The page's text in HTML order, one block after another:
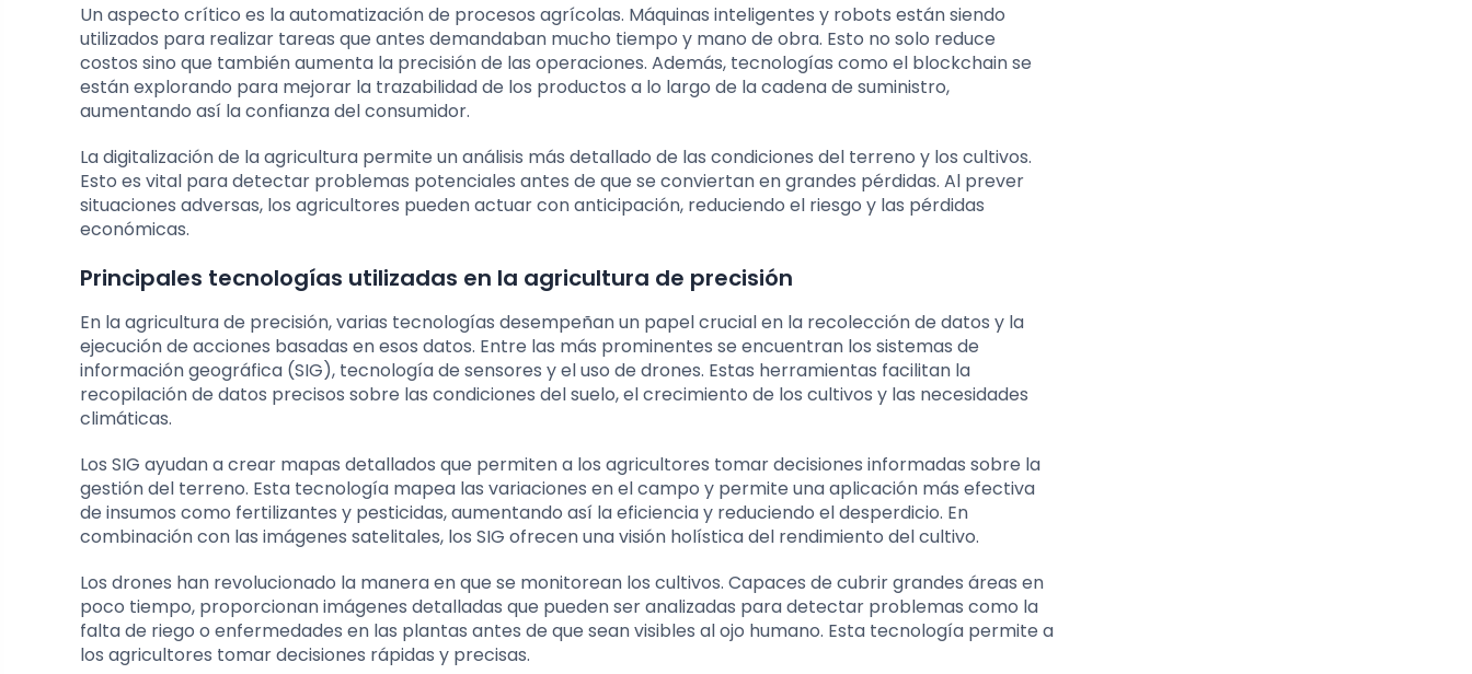
Un aspecto crítico es la automatización de procesos agrícolas. Máquinas inteligentes y robots están siendo
utilizados para realizar tareas que antes demandaban mucho tiempo y mano de obra. Esto no solo reduce
costos sino que también aumenta la precisión de las operaciones. Además, tecnologías como el blockchain se
están explorando para mejorar la trazabilidad de los productos a lo largo de la cadena de suministro,
aumentando así la confianza del consumidor.
La digitalización de la agricultura permite un análisis más detallado de las condiciones del terreno y los cultivos.
Esto es vital para detectar problemas potenciales antes de que se conviertan en grandes pérdidas. Al prever
situaciones adversas, los agricultores pueden actuar con anticipación, reduciendo el riesgo y las pérdidas
económicas.
Principales tecnologías utilizadas en la agricultura de precisión
En la agricultura de precisión, varias tecnologías desempeñan un papel crucial en la recolección de datos y la
ejecución de acciones basadas en esos datos. Entre las más prominentes se encuentran los sistemas de
información geográfica (SIG), tecnología de sensores y el uso de drones. Estas herramientas facilitan la
recopilación de datos precisos sobre las condiciones del suelo, el crecimiento de los cultivos y las necesidades
climáticas.
Los SIG ayudan a crear mapas detallados que permiten a los agricultores tomar decisiones informadas sobre la
gestión del terreno. Esta tecnología mapea las variaciones en el campo y permite una aplicación más efectiva
de insumos como fertilizantes y pesticidas, aumentando así la eficiencia y reduciendo el desperdicio. En
combinación con las imágenes satelitales, los SIG ofrecen una visión holística del rendimiento del cultivo.
Los drones han revolucionado la manera en que se monitorean los cultivos. Capaces de cubrir grandes áreas en
poco tiempo, proporcionan imágenes detalladas que pueden ser analizadas para detectar problemas como la
falta de riego o enfermedades en las plantas antes de que sean visibles al ojo humano. Esta tecnología permite a
los agricultores tomar decisiones rápidas y precisas.